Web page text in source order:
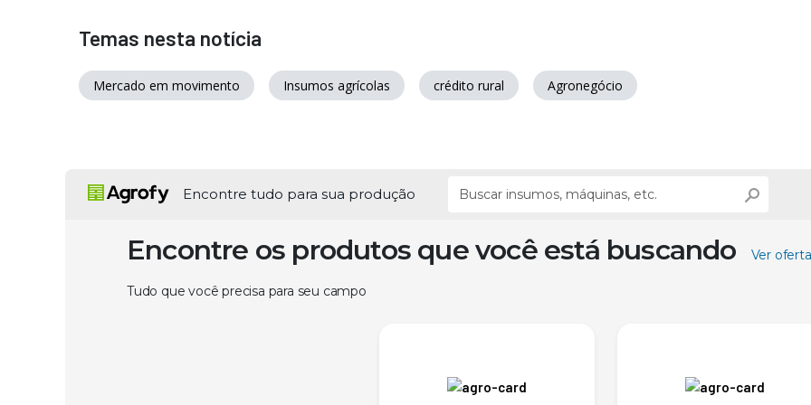
Temas nesta notícia
Mercado em movimento Insumos agrícolas crédito rural Agronegócio
Encontre tudo para sua produção
Encontre os produtos que você está buscando Ver
Tudo que você precisa para seu campo